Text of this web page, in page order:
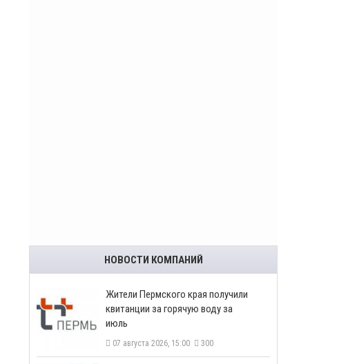
НОВОСТИ КОМПАНИЙ
​Жители Пермского края получили
квитанции за горячую воду за
июль
07 августа 2026, 15:00 300